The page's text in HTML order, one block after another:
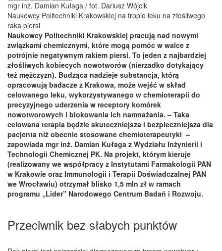
mgr inż. Damian Kułaga / fot. Dariusz Wójcik
Naukowcy Politechniki Krakowskiej na tropie leku na złośliwego
raka piersi
Naukowcy Politechniki Krakowskiej pracują nad nowymi
związkami chemicznymi, które mogą pomóc w walce z
potrójnie negatywnym rakiem piersi. To jeden z najbardziej
złośliwych kobiecych nowotworów (nierzadko dotykający
też mężczyzn). Budząca nadzieje substancja, którą
opracowują badacze z Krakowa, może wejść w skład
celowanego leku, wykorzystywanego w chemioterapii do
precyzyjnego uderzenia w receptory komórek
nowotworowych i blokowania ich namnażania. – Taka
celowana terapia będzie skuteczniejsza i bezpieczniejsza dla
pacjenta niż obecnie stosowane chemioterapeutyki –
zapowiada mgr inż. Damian Kułaga z Wydziału Inżynierii i
Technologii Chemicznej PK. Na projekt, którym kieruje
(realizowany we współpracy z Instytutami Farmakologii PAN
w Krakowie oraz Immunologii i Terapii Doświadczalnej PAN
we Wrocławiu) otrzymał blisko 1,5 mln zł w ramach
programu „Lider” Narodowego Centrum Badań i Rozwoju.
Przeciwnik bez słabych punktów